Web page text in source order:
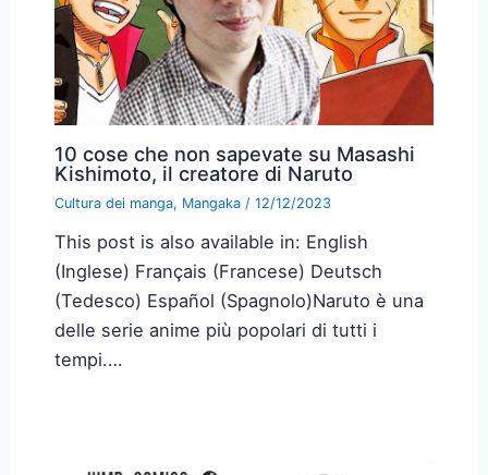
10 cose che non sapevate su Masashi
Kishimoto, il creatore di Naruto
Cultura dei manga, Mangaka/ 12/12/2023
This post is also available in: English
(Inglese) Français (Francese) Deutsch
(Tedesco) Español (Spagnolo)Naruto è una
delle serie anime più popolari di tutti i
tempi.…